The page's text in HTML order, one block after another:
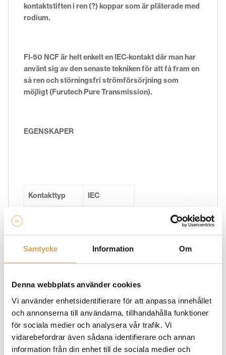
Samtycke Information Om
Denna webbplats använder cookies
Vi använder enhetsidentifierare för att anpassa innehållet
och annonserna till användarna, tillhandahålla funktioner
för sociala medier och analysera vår trafik. Vi
vidarebefordrar även sådana identifierare och annan
information från din enhet till de sociala medier och
kontaktstiften i ren (?) koppar som är pläterade med
rodium.
FI-50 NCF är helt enkelt en IEC-kontakt där man har
använt sig av den senaste tekniken för att få fram en
så ren och störningsfri strömförsörjning som
möjligt (Furutech Pure Transmission).
EGENSKAPER
Kontakttyp IEC
Ytmetall Rodium
Längd 80,3 mm
Diameter 34,5 mm
Kabeldiameter 6 – 20 mm
Belastbarhet